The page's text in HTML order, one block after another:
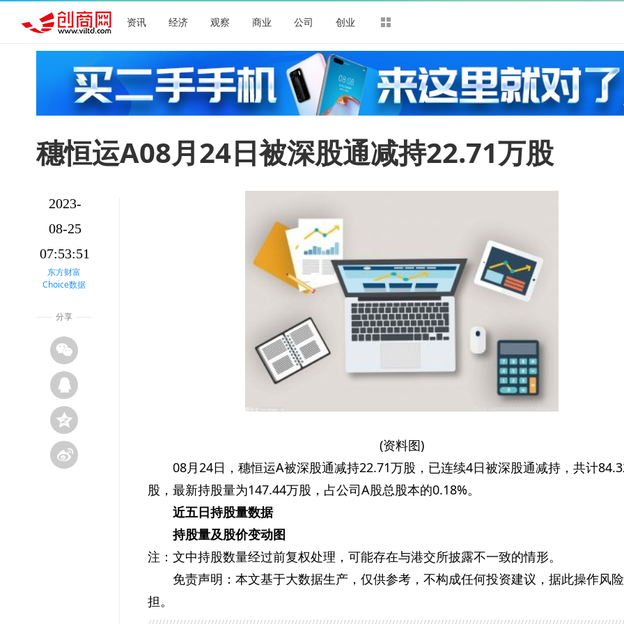
资讯 经济 观察 商业 公司 创业
穗恒运A08月24日被深股通减持22.71万股
2023-
08-25
07:53:51
东方财富
Choice数据
分享
(资料图)
08月24日，穗恒运A被深股通减持22.71万股，已连续4日被深股通减持，共计
股，最新持股量为147.44万股，占公司A股总股本的0.18%。
近五日持股量数据
持股量及股价变动图
注：文中持股数量经过前复权处理，可能存在与港交所披露不一致的情形。
免责声明：本文基于大数据生产，仅供参考，不构成任何投资建议，据此操作风
担。